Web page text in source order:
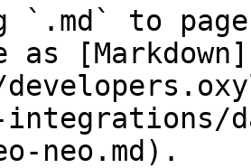
`.md` to
[Markdown]
integrations/
neo.md).